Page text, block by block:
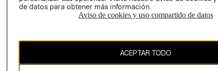
Uruguay ($U)
de datos para obtener más información.
Aviso de cookies y uso compartido de datos
ACEPTAR TODO